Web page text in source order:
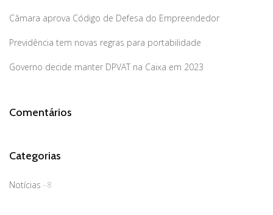
Câmara aprova Código de Defesa do Empreendedor
Previdência tem novas regras para portabilidade
Governo decide manter DPVAT na Caixa em 2023
Comentários
Categorias
Notícias - 8